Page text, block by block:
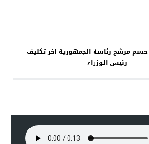
حسم مرشح رئاسة الجمهورية اخر تكليف
رئيس الوزراء